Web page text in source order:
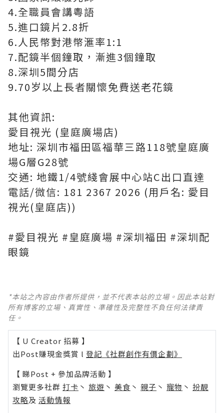
4.全職員會講粵語
5.進口鏡片2.8折
6.人民幣對港幣滙率1:1
7.配鏡半個鐘取，漸進3個鐘取
8.深圳5間分店
9.70岁以上長者關懷免費送老花鏡
其他資訊:
愛目視光 (皇庭廣場店)
地址: 深圳市福田區福華三路118號皇庭廣
場G層G28號
交通: 地鐵1/4號綫會展中心站C出口直達
電話/微信: 181 2367 2026 (用戶名: 愛目
視光(皇庭店))
#愛目視光 #皇庭廣場 #深圳福田 #深圳配
眼鏡
*本站之內容由作者所提供，並不代表本站的立場。因此本站對
所有博客的立場、真實性、準確性及完整性不負任何法律責
任。
【 U Creator 招募 】
出Post賺現金獎賞 l 登記《社群創作有價企劃》
【 睇Post + 參加品牌活動 】
瀏覽更多社群 打卡 丶 旅遊 丶 美食 丶 親子 丶 寵物 丶 扮靚
攻略及 活動情報